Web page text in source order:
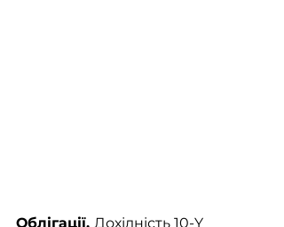
Облігації. Дохідність 10-Y